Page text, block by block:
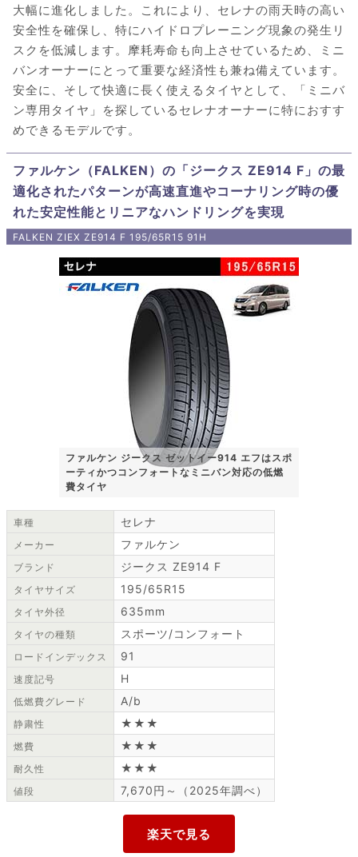
大幅に進化しました。これにより、セレナの雨天時の高い
安全性を確保し、特にハイドロプレーニング現象の発生リ
スクを低減します。摩耗寿命も向上させているため、ミニ
バンオーナーにとって重要な経済性も兼ね備えています。
安全に、そして快適に長く使えるタイヤとして、「ミニバ
ン専用タイヤ」を探しているセレナオーナーに特におすす
めできるモデルです。
ファルケン（FALKEN）の「ジークス ZE914 F」の最
適化されたパターンが高速直進やコーナリング時の優
れた安定性能とリニアなハンドリングを実現
FALKEN ZIEX ZE914 F 195/65R15 91H
ファルケン ジークス ゼットイー914 エフはスポ
ーティかつコンフォートなミニバン対応の低燃
費タイヤ
車種 セレナ
メーカー ファルケン
ブランド ジークス ZE914 F
タイヤサイズ 195/65R15
タイヤ外径 635mm
タイヤの種類 スポーツ/コンフォート
ロードインデックス 91
速度記号 H
低燃費グレード A/b
静粛性 ★★★
燃費 ★★★
耐久性 ★★★
値段 7,670円～（2025年調べ）